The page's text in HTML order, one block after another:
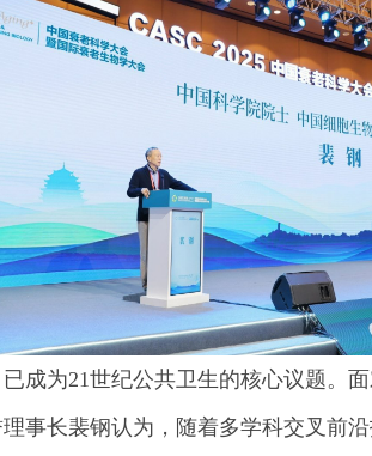
成为21世纪公共卫生的核心议题。
事长裴钢认为，随着多学科交叉前